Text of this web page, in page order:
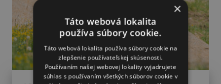
×
Táto webová lokalita
používa súbory cookie.
Táto webová lokalita používa súbory cookie na
zlepšenie používateľskej skúsenosti.
Používaním našej webovej lokality vyjadrujete
súhlas s používaním všetkých súborov cookie v